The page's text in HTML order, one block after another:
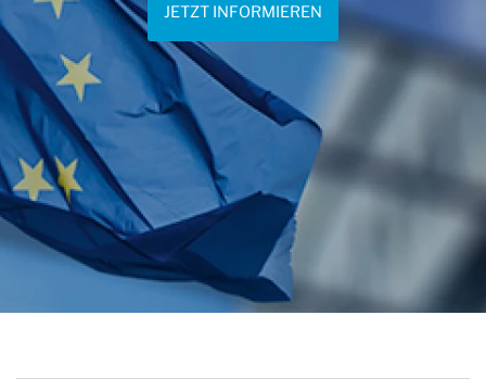
JETZT INFORMIEREN